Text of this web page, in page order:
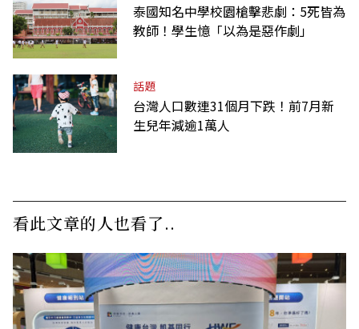
泰國知名中學校園槍擊悲劇：5死皆為
教師！學生憶「以為是惡作劇」
話題
台灣人口數連31個月下跌！前7月新
生兒年減逾1萬人
看此文章的人也看了..